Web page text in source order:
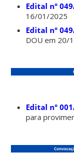
Edital nº
16/01/2025
Edital nº
DOU em 20/
Edital nº
para